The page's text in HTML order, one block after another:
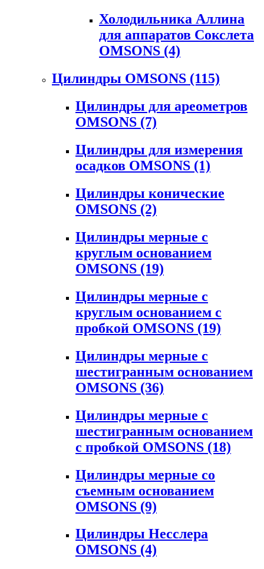
Холодильника Аллина
для аппаратов Сокслета
OMSONS (4)
Цилиндры OMSONS (115)
Цилиндры для ареометров
OMSONS (7)
Цилиндры для измерения
осадков OMSONS (1)
Цилиндры конические
OMSONS (2)
Цилиндры мерные с
круглым основанием
OMSONS (19)
Цилиндры мерные с
круглым основанием с
пробкой OMSONS (19)
Цилиндры мерные с
шестигранным основанием
OMSONS (36)
Цилиндры мерные с
шестигранным основанием
с пробкой OMSONS (18)
Цилиндры мерные со
съемным основанием
OMSONS (9)
Цилиндры Несслера
OMSONS (4)